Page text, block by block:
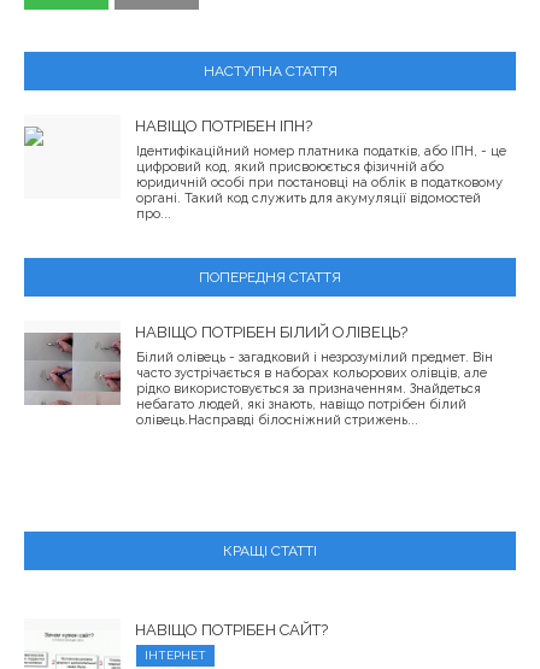
НАСТУПНА СТАТТЯ
НАВІЩО ПОТРІБЕН ІПН?
Ідентифікаційний номер платника податків, або ІПН, - це
цифровий код, який присвоюється фізичній або
юридичній особі при постановці на облік в податковому
органі. Такий код служить для акумуляції відомостей
про...
ПОПЕРЕДНЯ СТАТТЯ
НАВІЩО ПОТРІБЕН БІЛИЙ ОЛІВЕЦЬ?
Білий олівець - загадковий і незрозумілий предмет. Він
часто зустрічається в наборах кольорових олівців, але
рідко використовується за призначенням. Знайдеться
небагато людей, які знають, навіщо потрібен білий
олівець.Насправді білосніжний стрижень...
КРАЩІ СТАТТІ
НАВІЩО ПОТРІБЕН САЙТ?
ІНТЕРНЕТ